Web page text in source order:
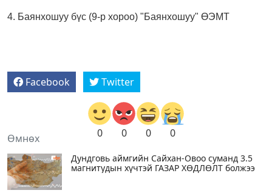
4. Баянхошуу бүс (9-р хороо) "Баянхошуу" ӨЭМТ
Facebook Twitter
0 0 0 0
Өмнөх
Дундговь аймгийн Сайхан-Овоо суманд 3.5
магнитудын хүчтэй ГАЗАР ХӨДЛӨЛТ болжээ